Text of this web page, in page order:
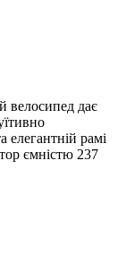
велосипед дає
елегантній рамі
ємністю 237